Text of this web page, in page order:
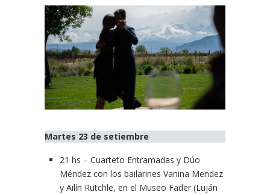
Martes 23 de setiembre
21 hs – Cuarteto Entramadas y Dúo
Méndez con los bailarines Vanina Mendez
y Ailín Rutchle, en el Museo Fader (Luján